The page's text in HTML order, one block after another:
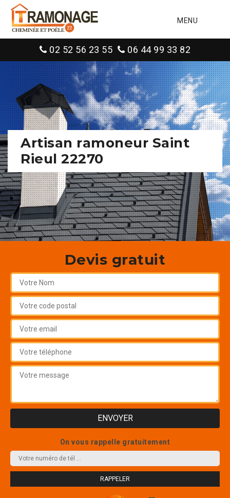
MENU
02 52 56 23 55 06 44 99 33 82
Artisan ramoneur Saint
Rieul 22270
Devis gratuit
On vous rappelle gratuitement